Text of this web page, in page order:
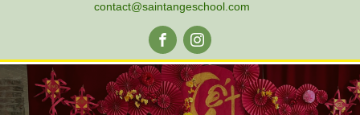
contact@saintangeschool.com